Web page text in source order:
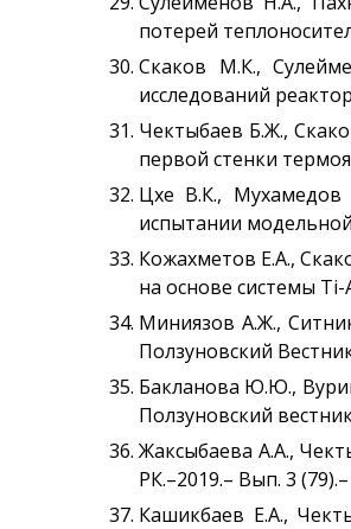
потерей
Скаков М.К.,
исследований
Чектыбаев Б.Ж.,
первой стенки
Цхе В.К., Мухамедов
испытании
Кожахметов Е.А.,
на основе системы
Миниязов А.Ж.,
Ползуновский
Бакланова Ю.Ю.,
Ползуновский
Жаксыбаева А.А.,
РК.–2019.– Вып. 3
Кашикбаев Е.А.,